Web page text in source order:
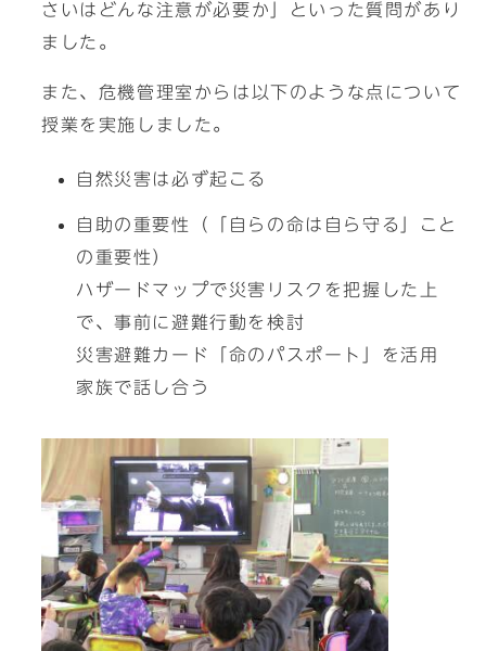
さいはどんな注意が必要か」といった質問があり
ました。
また、危機管理室からは以下のような点について
授業を実施しました。
自然災害は必ず起こる
自助の重要性（「自らの命は自ら守る」こと
の重要性）
ハザードマップで災害リスクを把握した上
で、事前に避難行動を検討
災害避難カード「命のパスポート」を活用
家族で話し合う